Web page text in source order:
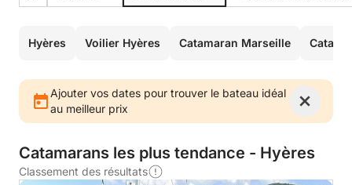
Hyères Voilier Hyères Catamaran Marseille
Ajouter vos dates pour trouver le bateau idéal
au meilleur prix
Catamarans les plus tendance - Hyères
Classement des résultats